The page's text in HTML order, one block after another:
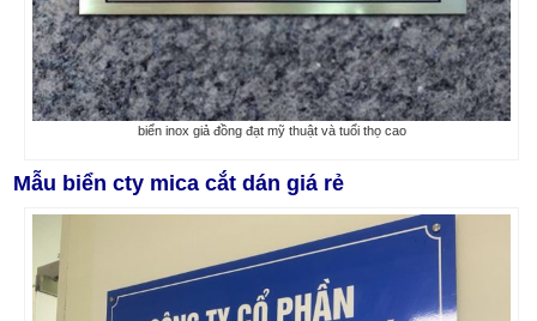
biển inox giả đồng đạt mỹ thuật và tuổi thọ cao
Mẫu biển cty mica cắt dán giá rẻ